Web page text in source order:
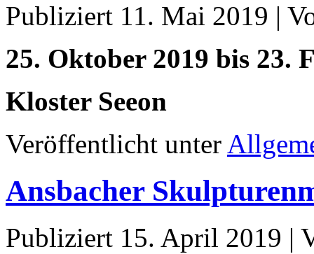
Publiziert 11. Mai 2019 |
25. Oktober 2019 bis 23.
Kloster Seeon
Veröffentlicht unter
Ansbacher
Publiziert 15. April 2019 |